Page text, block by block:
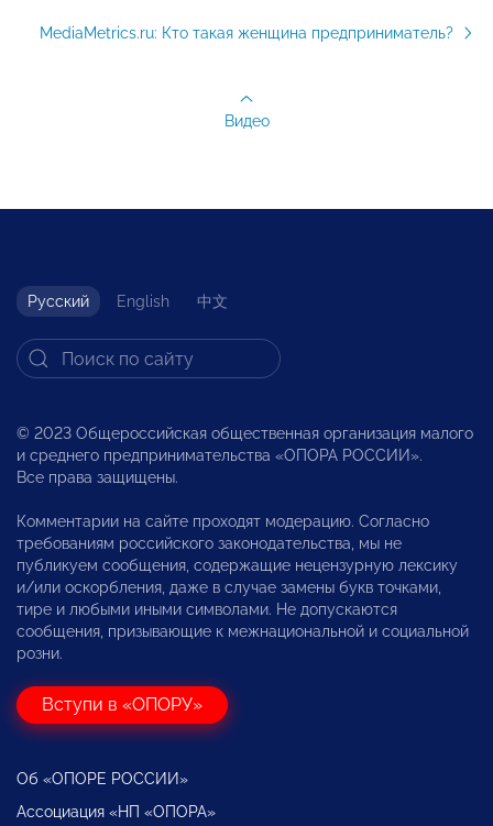
MediaMetrics.ru: Кто такая женщина предприниматель?
Видео
Русский English 中文
© 2023 Общероссийская общественная организация малого
и среднего предпринимательства «ОПОРА РОССИИ».
Все права защищены.
Комментарии на сайте проходят модерацию. Согласно
требованиям российского законодательства, мы не
публикуем сообщения, содержащие нецензурную лексику
и/или оскорбления, даже в случае замены букв точками,
тире и любыми иными символами. Не допускаются
сообщения, призывающие к межнациональной и социальной
розни.
Вступи в «ОПОРУ»
Об «ОПОРЕ РОССИИ»
Ассоциация «НП «ОПОРА»